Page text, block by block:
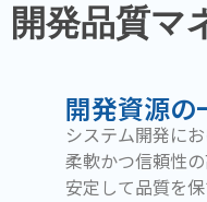
開発品質マ
開発資源の
システム開発に
柔軟かつ信頼性
安定して品質を